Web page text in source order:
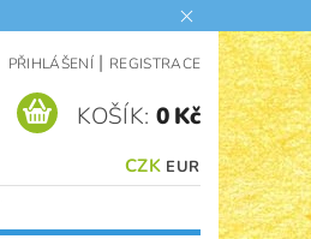
PŘIHLÁŠENÍ | REGISTRACE
CZK EUR
KOŠÍK: 0 Kč